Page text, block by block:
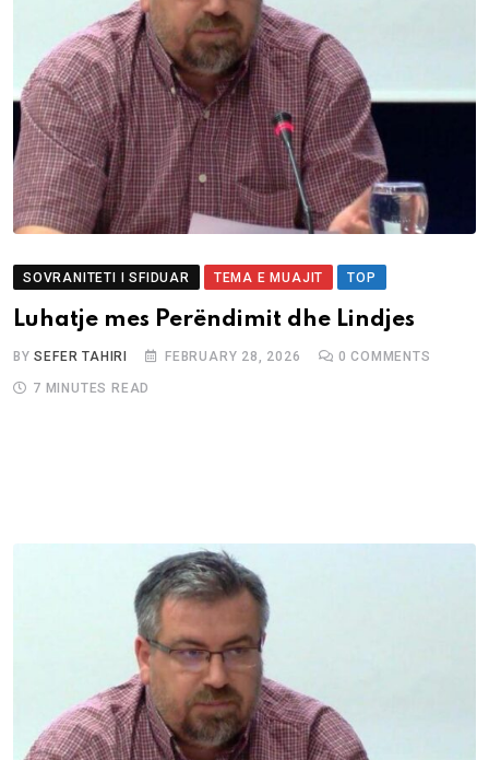
SOVRANITETI I SFIDUAR TEMA E MUAJIT TOP
Luhatje mes Perëndimit dhe Lindjes
BYSEFER TAHIRI FEBRUARY 28, 2026 0 COMMENTS
7 MINUTES READ